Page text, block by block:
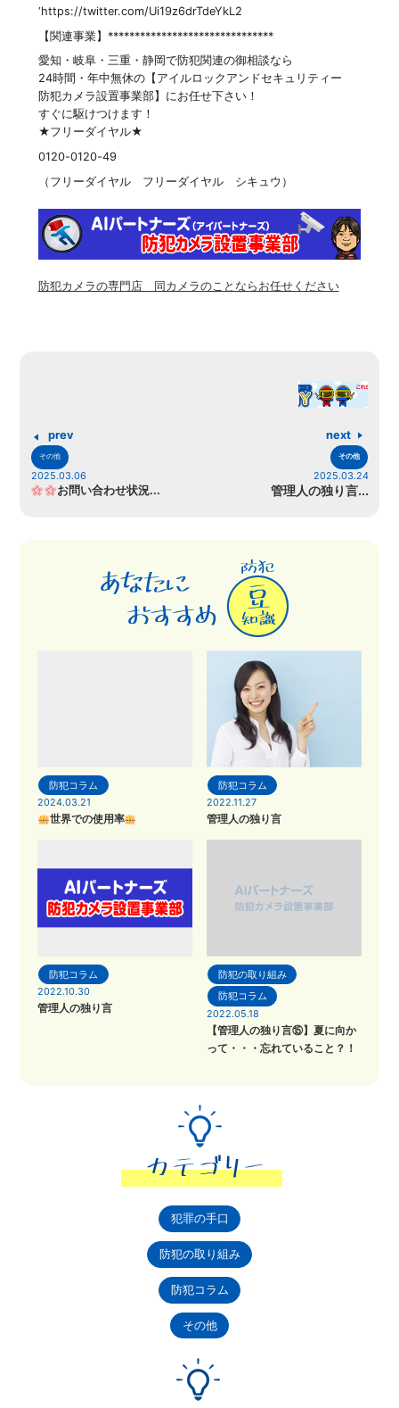
‘https://twitter.com/Ui19z6drTdeYkL2
【関連事業】*******************************
愛知・岐阜・三重・静岡で防犯関連の御相談なら
24時間・年中無休の【アイルロックアンドセキュリティー
防犯カメラ設置事業部】にお任せ下さい！
すぐに駆けつけます！
★フリーダイヤル★
0120-0120-49
（フリーダイヤル フリーダイヤル シキュウ）
防犯カメラの専門店 同カメラのことならお任せください
prev
その他
2025.03.06
お問い合わせ状況...
next
その他
2025.03.24
管理人の独り言...
防犯コラム
2024.03.21
世界での使用率
防犯コラム
2022.11.27
管理人の独り言
防犯コラム
2022.10.30
管理人の独り言
防犯の取り組み
防犯コラム
2022.05.18
【管理人の独り言⑮】夏に向か
って・・・忘れていること？！
犯罪の手口
防犯の取り組み
防犯コラム
その他